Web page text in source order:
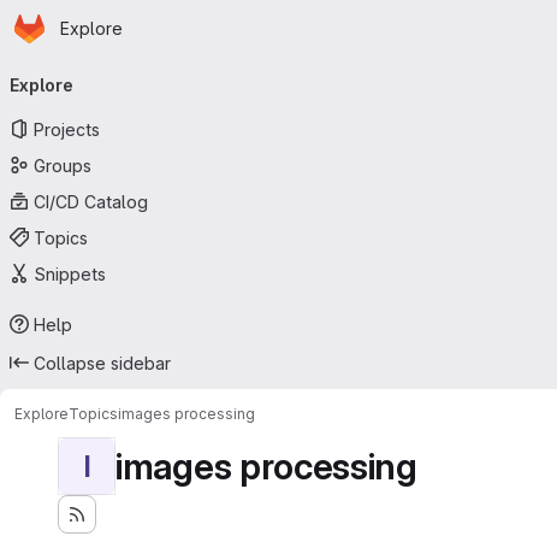
Skip to main content
Homepage
Explore
navigation
Explore
Projects
Groups
CI/CD Catalog
Topics
Snippets
Help
Collapse sidebar
ExploreTopicsimages processing
I images processing